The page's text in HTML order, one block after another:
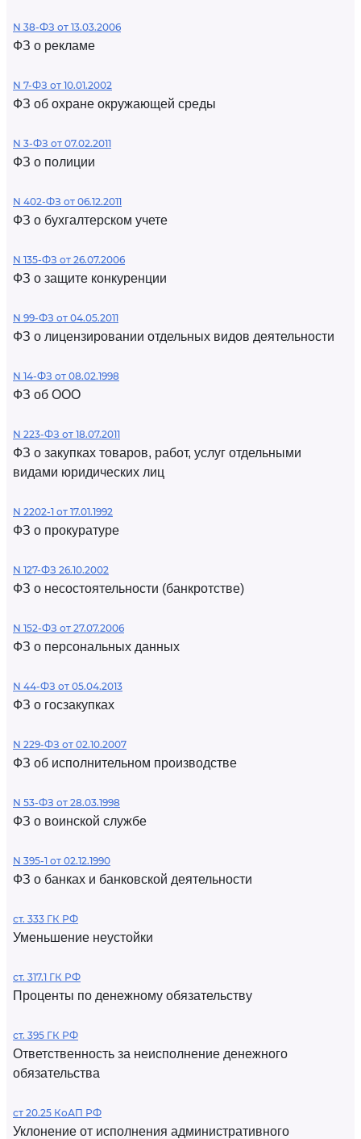
N 38-ФЗ от 13.03.2006
ФЗ о рекламе
N 7-ФЗ от 10.01.2002
ФЗ об охране окружающей среды
N 3-ФЗ от 07.02.2011
ФЗ о полиции
N 402-ФЗ от 06.12.2011
ФЗ о бухгалтерском учете
N 135-ФЗ от 26.07.2006
ФЗ о защите конкуренции
N 99-ФЗ от 04.05.2011
ФЗ о лицензировании отдельных видов деятельности
N 14-ФЗ от 08.02.1998
ФЗ об ООО
N 223-ФЗ от 18.07.2011
ФЗ о закупках товаров, работ, услуг отдельными
видами юридических лиц
N 2202-1 от 17.01.1992
ФЗ о прокуратуре
N 127-ФЗ 26.10.2002
ФЗ о несостоятельности (банкротстве)
N 152-ФЗ от 27.07.2006
ФЗ о персональных данных
N 44-ФЗ от 05.04.2013
ФЗ о госзакупках
N 229-ФЗ от 02.10.2007
ФЗ об исполнительном производстве
N 53-ФЗ от 28.03.1998
ФЗ о воинской службе
N 395-1 от 02.12.1990
ФЗ о банках и банковской деятельности
ст. 333 ГК РФ
Уменьшение неустойки
ст. 317.1 ГК РФ
Проценты по денежному обязательству
ст. 395 ГК РФ
Ответственность за неисполнение денежного
обязательства
ст 20.25 КоАП РФ
Уклонение от исполнения административного